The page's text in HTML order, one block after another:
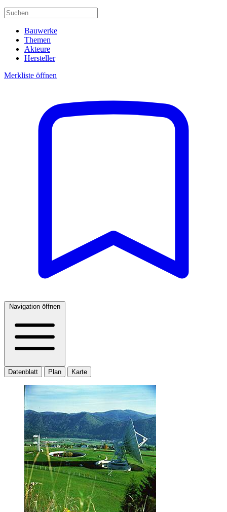
Bauwerke
Themen
Akteure
Hersteller
Merkliste öffnen
Navigation öffnen
Datenblatt Plan Karte